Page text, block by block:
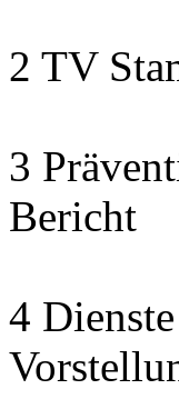
2 TV
3
Bericht
4